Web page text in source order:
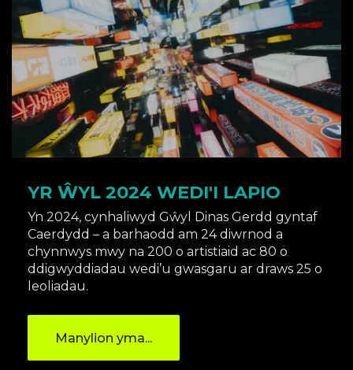
YR ŴYL 2024 WEDI'I LAPIO
Yn 2024, cynhaliwyd Gŵyl Dinas Gerdd gyntaf
Caerdydd – a barhaodd am 24 diwrnod a
chynnwys mwy na 200 o artistiaid ac 80 o
ddigwyddiadau wedi’u gwasgaru ar draws 25 o
leoliadau.
Manylion yma...